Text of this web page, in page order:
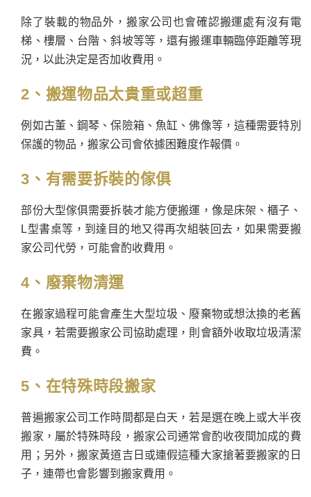
除了裝載的物品外，搬家公司也會確認搬運處有沒有電
梯、樓層、台階、斜坡等等，還有搬運車輛臨停距離等現
況，以此決定是否加收費用。
2、搬運物品太貴重或超重
例如古董、鋼琴、保險箱、魚缸、佛像等，這種需要特別
保護的物品，搬家公司會依據困難度作報價。
3、有需要拆裝的傢俱
部份大型傢俱需要拆裝才能方便搬運，像是床架、櫃子、
L型書桌等，到達目的地又得再次組裝回去，如果需要搬
家公司代勞，可能會酌收費用。
4、廢棄物清運
在搬家過程可能會產生大型垃圾、廢棄物或想汰換的老舊
家具，若需要搬家公司協助處理，則會額外收取垃圾清潔
費。
5、在特殊時段搬家
普遍搬家公司工作時間都是白天，若是選在晚上或大半夜
搬家，屬於特殊時段，搬家公司通常會酌收夜間加成的費
用；另外，搬家黃道吉日或連假這種大家搶著要搬家的日
子，連帶也會影響到搬家費用。